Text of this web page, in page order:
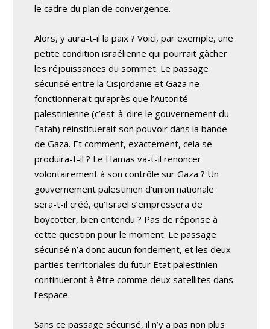
le cadre du plan de convergence.
Alors, y aura-t-il la paix ? Voici, par exemple, une
petite condition israélienne qui pourrait gâcher
les réjouissances du sommet. Le passage
sécurisé entre la Cisjordanie et Gaza ne
fonctionnerait qu’après que l’Autorité
palestinienne (c’est-à-dire le gouvernement du
Fatah) réinstituerait son pouvoir dans la bande
de Gaza. Et comment, exactement, cela se
produira-t-il ? Le Hamas va-t-il renoncer
volontairement à son contrôle sur Gaza ? Un
gouvernement palestinien d’union nationale
sera-t-il créé, qu’Israël s’empressera de
boycotter, bien entendu ? Pas de réponse à
cette question pour le moment. Le passage
sécurisé n’a donc aucun fondement, et les deux
parties territoriales du futur Etat palestinien
continueront à être comme deux satellites dans
l’espace.
Sans ce passage sécurisé, il n’y a pas non plus